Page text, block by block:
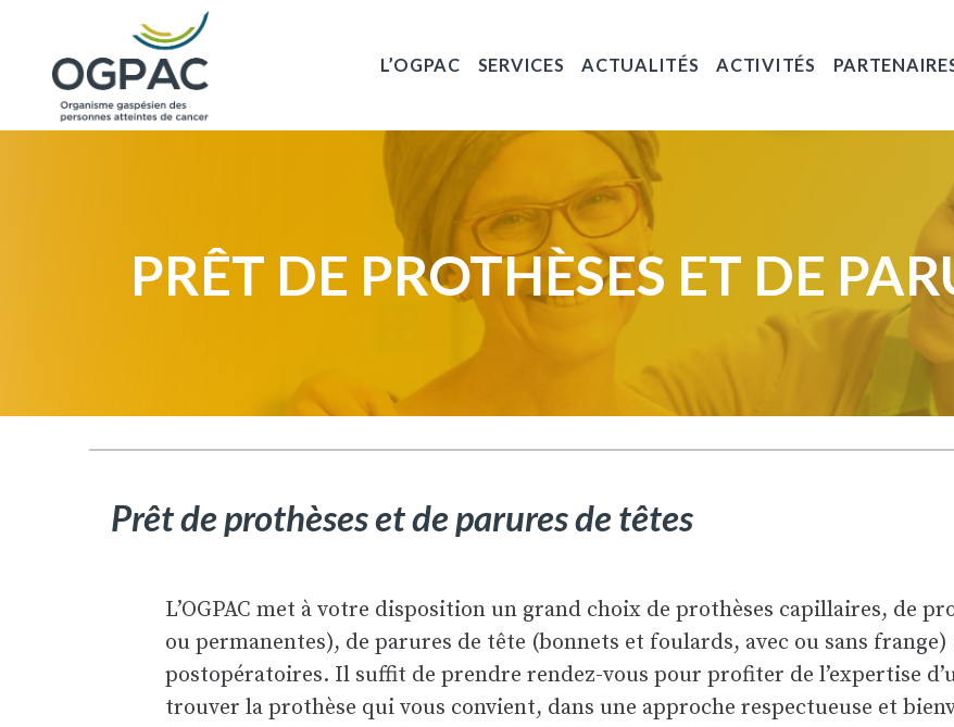
L’OGPAC SERVICES ACTUALITÉS ACTIVITÉS
PRÊT DE PROTHÈSES ET DE
Prêt de prothèses et de parures de têtes
L’OGPAC met à votre disposition un grand choix de prothèses capillaires, de
ou permanentes), de parures de tête (bonnets et foulards, avec ou sans
postopératoires. Il suffit de prendre rendez-vous pour profiter de l’expertise
trouver la prothèse qui vous convient, dans une approche respectueuse et